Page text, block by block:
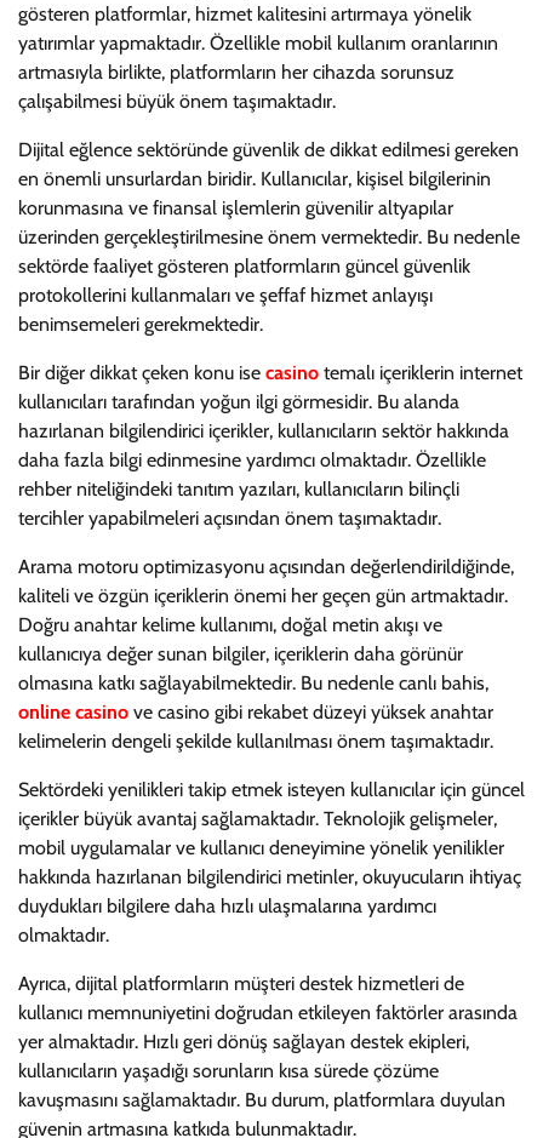
gösteren platformlar, hizmet kalitesini artırmaya yönelik
yatırımlar yapmaktadır. Özellikle mobil kullanım oranlarının
artmasıyla birlikte, platformların her cihazda sorunsuz
çalışabilmesi büyük önem taşımaktadır.
Dijital eğlence sektöründe güvenlik de dikkat edilmesi gereken
en önemli unsurlardan biridir. Kullanıcılar, kişisel bilgilerinin
korunmasına ve finansal işlemlerin güvenilir altyapılar
üzerinden gerçekleştirilmesine önem vermektedir. Bu nedenle
sektörde faaliyet gösteren platformların güncel güvenlik
protokollerini kullanmaları ve şeffaf hizmet anlayışı
benimsemeleri gerekmektedir.
Bir diğer dikkat çeken konu ise casino temalı içeriklerin internet
kullanıcıları tarafından yoğun ilgi görmesidir. Bu alanda
hazırlanan bilgilendirici içerikler, kullanıcıların sektör hakkında
daha fazla bilgi edinmesine yardımcı olmaktadır. Özellikle
rehber niteliğindeki tanıtım yazıları, kullanıcıların bilinçli
tercihler yapabilmeleri açısından önem taşımaktadır.
Arama motoru optimizasyonu açısından değerlendirildiğinde,
kaliteli ve özgün içeriklerin önemi her geçen gün artmaktadır.
Doğru anahtar kelime kullanımı, doğal metin akışı ve
kullanıcıya değer sunan bilgiler, içeriklerin daha görünür
olmasına katkı sağlayabilmektedir. Bu nedenle canlı bahis,
online casino ve casino gibi rekabet düzeyi yüksek anahtar
kelimelerin dengeli şekilde kullanılması önem taşımaktadır.
Sektördeki yenilikleri takip etmek isteyen kullanıcılar için güncel
içerikler büyük avantaj sağlamaktadır. Teknolojik gelişmeler,
mobil uygulamalar ve kullanıcı deneyimine yönelik yenilikler
hakkında hazırlanan bilgilendirici metinler, okuyucuların ihtiyaç
duydukları bilgilere daha hızlı ulaşmalarına yardımcı
olmaktadır.
Ayrıca, dijital platformların müşteri destek hizmetleri de
kullanıcı memnuniyetini doğrudan etkileyen faktörler arasında
yer almaktadır. Hızlı geri dönüş sağlayan destek ekipleri,
kullanıcıların yaşadığı sorunların kısa sürede çözüme
kavuşmasını sağlamaktadır. Bu durum, platformlara duyulan
güvenin artmasına katkıda bulunmaktadır.